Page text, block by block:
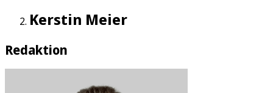
Kerstin Meier
Redaktion